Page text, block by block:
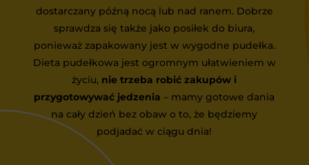
dostarczany późną nocą lub nad ranem. Dobrze
sprawdza się także jako posiłek do biura,
ponieważ zapakowany jest w wygodne pudełka.
Dieta pudełkowa jest ogromnym ułatwieniem w
życiu, nie trzeba robić zakupów i
przygotowywać jedzenia – mamy gotowe dania
na cały dzień bez obaw o to, że będziemy
podjadać w ciągu dnia!